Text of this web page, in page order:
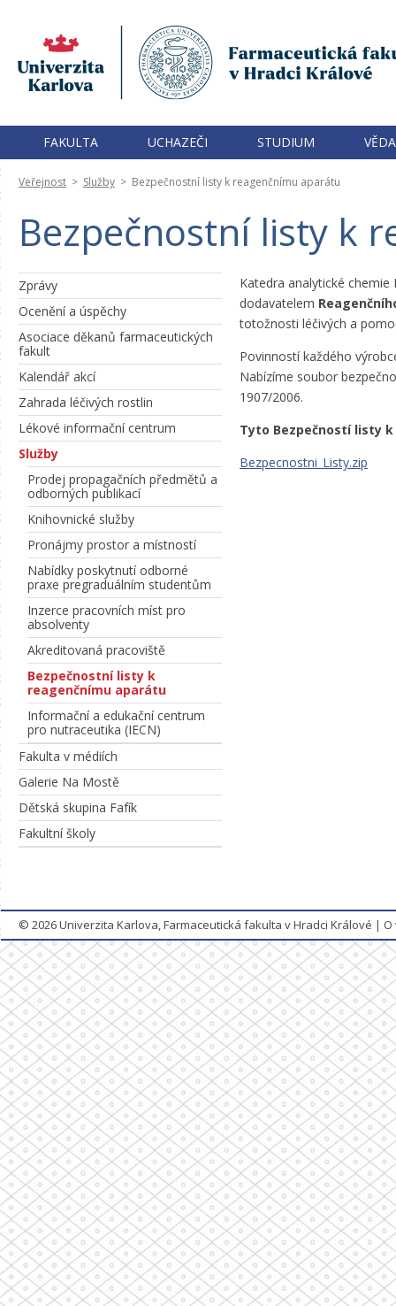
FAKULTA UCHAZEČI STUDIUM
Veřejnost > Služby > Bezpečnostní listy k reagenčnímu aparátu
Bezpečnostní listy k
Zprávy
Ocenění a úspěchy
Asociace děkanů farmaceutických
fakult
Kalendář akcí
Zahrada léčivých rostlin
Lékové informační centrum
Služby
Prodej propagačních předmětů a
odborných publikací
Knihovnické služby
Pronájmy prostor a místností
Nabídky poskytnutí odborné
praxe pregraduálním studentům
Inzerce pracovních míst pro
absolventy
Akreditovaná pracoviště
Bezpečnostní listy k
reagenčnímu aparátu
Informační a edukační centrum
pro nutraceutika (IECN)
Fakulta v médiích
Galerie Na Mostě
Dětská skupina Fafík
Fakultní školy
Katedra analytické
dodavatelem
totožnosti léčivých a
Povinností každého
Nabízíme soubor
1907/2006.
Tyto Bezpečností listy
Bezpecnostni_Listy.zip
© 2026Univerzita Karlova, Farmaceutická fakulta v Hradci Králové |